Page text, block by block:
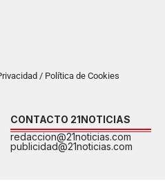
/ Política de Cookies
CONTACTO 21NOTICIAS
redaccion@21noticias.com
publicidad@21noticias.com